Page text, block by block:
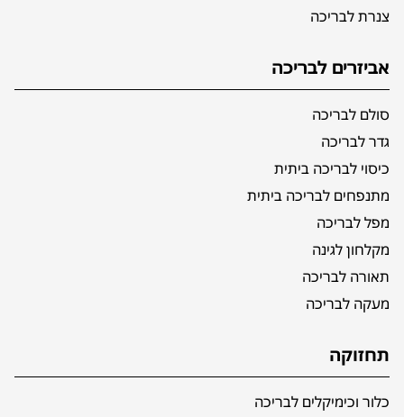
צנרת לבריכה
אביזרים לבריכה
סולם לבריכה
גדר לבריכה
כיסוי לבריכה ביתית
מתנפחים לבריכה ביתית
מפל לבריכה
מקלחון לגינה
תאורה לבריכה
מעקה לבריכה
תחזוקה
כלור וכימיקלים לבריכה